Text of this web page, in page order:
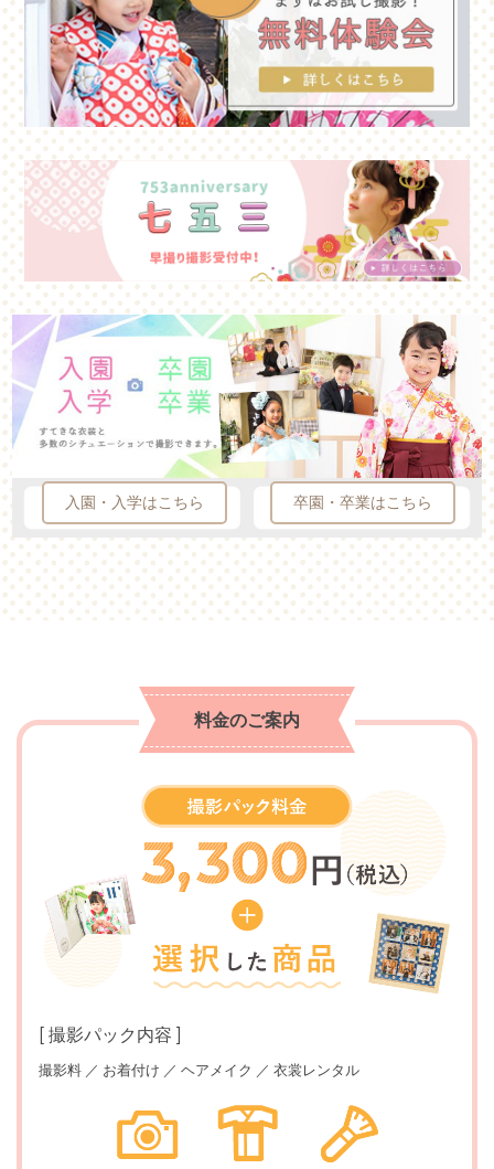
入園・入学はこちら 卒園・卒業はこちら
料金のご案内
[ 撮影パック内容 ]
撮影料 ／ お着付け ／ ヘアメイク ／ 衣裳レンタル